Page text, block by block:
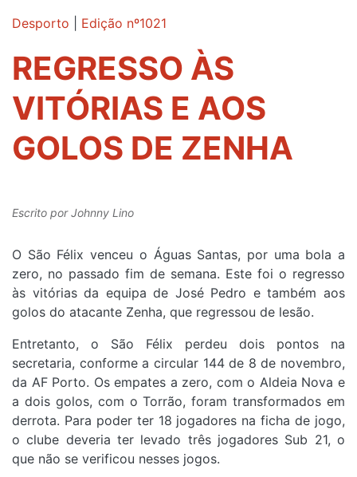
Desporto Edição nº1021
REGRESSO ÀS
VITÓRIAS E AOS
GOLOS DE ZENHA
Escrito porJohnny Lino
O São Félix venceu o Águas Santas, por uma bola a
zero, no passado fim de semana. Este foi o regresso
às vitórias da equipa de José Pedro e também aos
golos do atacante Zenha, que regressou de lesão.
Entretanto, o São Félix perdeu dois pontos na
secretaria, conforme a circular 144 de 8 de novembro,
da AF Porto. Os empates a zero, com o Aldeia Nova e
a dois golos, com o Torrão, foram transformados em
derrota. Para poder ter 18 jogadores na ficha de jogo,
o clube deveria ter levado três jogadores Sub 21, o
que não se verificou nesses jogos.